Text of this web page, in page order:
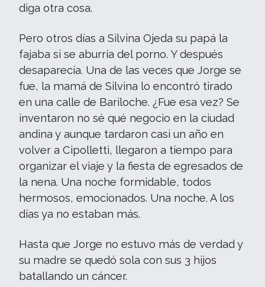
diga otra cosa.
Pero otros días a Silvina Ojeda su papá la
fajaba si se aburría del porno. Y después
desaparecía. Una de las veces que Jorge se
fue, la mamá de Silvina lo encontró tirado
en una calle de Bariloche. ¿Fue esa vez? Se
inventaron no sé qué negocio en la ciudad
andina y aunque tardaron casi un año en
volver a Cipolletti, llegaron a tiempo para
organizar el viaje y la fiesta de egresados de
la nena. Una noche formidable, todos
hermosos, emocionados. Una noche. A los
días ya no estaban más.
Hasta que Jorge no estuvo más de verdad y
su madre se quedó sola con sus 3 hijos
batallando un cáncer.